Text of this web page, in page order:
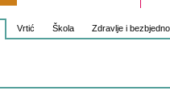
Vrtić Škola Zdravlje i